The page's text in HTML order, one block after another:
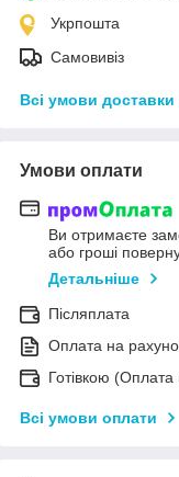
Укрпошта
Самовивіз
Всі умови доставки
Умови оплати
Ви отримаєте
або гроші
Детальніше
Післяплата
Оплата на
Готівкою (Оплата
Всі умови оплати